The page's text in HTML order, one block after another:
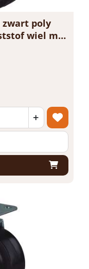
poly
wiel met
+